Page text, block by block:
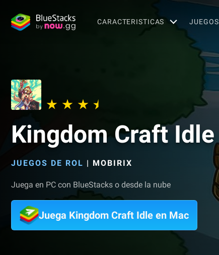
CARACTERISTICAS JUEGOS
Kingdom Craft Idle
JUEGOS DE ROL | MOBIRIX
Juega en PC con BlueStacks o desde la nube
Juega Kingdom Craft Idle en Mac